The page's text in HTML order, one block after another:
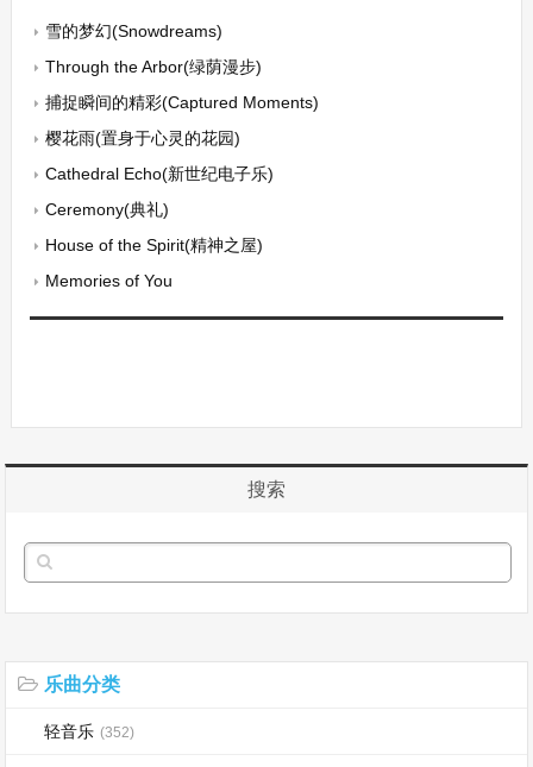
雪的梦幻(Snowdreams)
Through the Arbor(绿荫漫步)
捕捉瞬间的精彩(Captured Moments)
樱花雨(置身于心灵的花园)
Cathedral Echo(新世纪电子乐)
Ceremony(典礼)
House of the Spirit(精神之屋)
Memories of You
搜索
乐曲分类
轻音乐 (352)